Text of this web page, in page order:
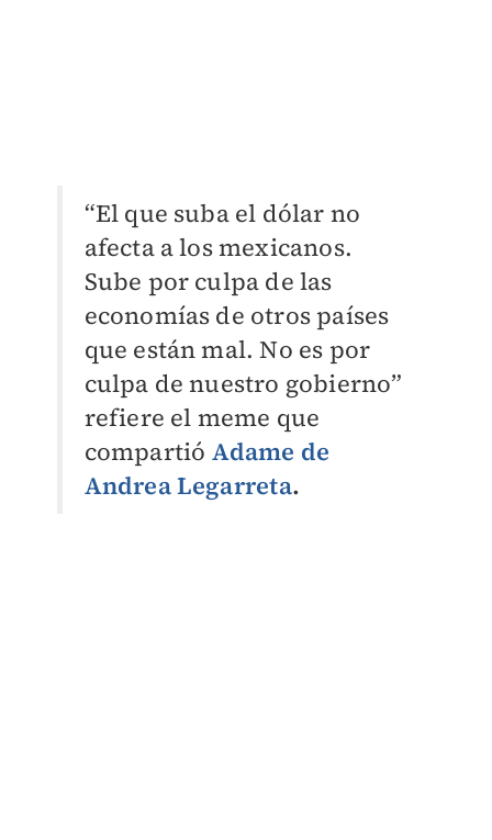
“El que suba el dólar no
afecta a los mexicanos.
Sube por culpa de las
economías de otros países
que están mal. No es por
culpa de nuestro gobierno”
refiere el meme que
compartió Adame de
Andrea Legarreta.